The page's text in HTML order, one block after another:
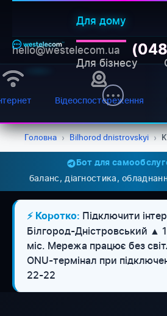
Для дому
Для бізнесу
hello@westelecom.ua
Відеоспостереження
Головна › Bilhorod dnistrovskyi ›
Бот для
баланс, діагностика,
⚡ Коротко: Підключити
Білгород-Дністровський ▲
міс. Мережа працює без
ONU-термінал при
22-22
WESTELECOM
Онлайн-підтримка